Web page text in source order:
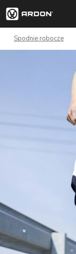
Spodnie robocze